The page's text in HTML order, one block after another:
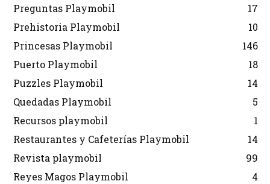
Preguntas Playmobil
17
Prehistoria Playmobil
10
Princesas Playmobil
146
Puerto Playmobil
18
Puzzles Playmobil
14
Quedadas Playmobil
5
Recursos playmobil
1
Restaurantes y Cafeterías Playmobil
14
Revista playmobil
99
Reyes Magos Playmobil
4